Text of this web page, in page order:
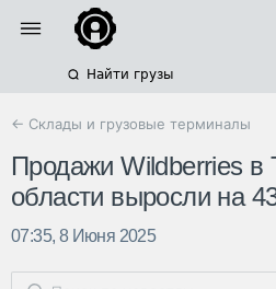
Найти грузы
← Склады и грузовые терминалы
Продажи Wildberries в
области выросли на
07:35, 8 Июня 2025